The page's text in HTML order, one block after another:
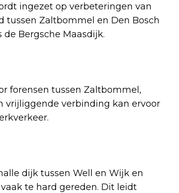
ingezet op verbeteringen van
tussen Zaltbommel en Den Bosch
Bergsche Maasdijk.
forensen tussen Zaltbommel,
vrijliggende verbinding kan ervoor
dijk tussen Well en Wijk en
te hard gereden. Dit leidt